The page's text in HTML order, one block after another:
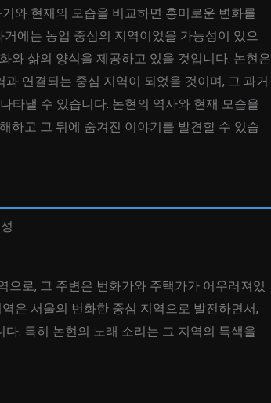
와 현재의 모습을 비교하면 흥미로운 변화를
에는 농업 중심의 지역이었을 가능성이 있으
와 삶의 양식을 제공하고 있을 것입니다. 논현은
연결되는 중심 지역이 되었을 것이며, 그 과거
타낼 수 있습니다. 논현의 역사와 현재 모습을
하고 그 뒤에 숨겨진 이야기를 발견할 수 있습
으로, 그 주변은 번화가와 주택가가 어우러져있
은 서울의 번화한 중심 지역으로 발전하면서,
. 특히 논현의 노래 소리는 그 지역의 특색을